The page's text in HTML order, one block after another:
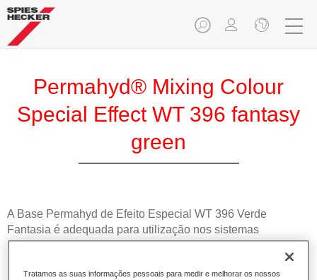
Permahyd® Mixing Colour
Special Effect WT 396 fantasy
green
A Base Permahyd de Efeito Especial WT 396 Verde
Fantasia é adequada para utilização nos sistemas
Permahyd Base Bicamada Hi-TEC 480 e Permahyd Base
Tratamos as suas informações pessoais para medir e melhorar os nossos